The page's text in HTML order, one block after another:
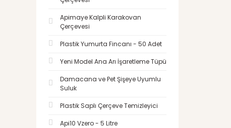
Apimaye Kalpli Karakovan
Çerçevesi
Plastik Yumurta Fincanı - 50 Adet
Yeni Model Ana Arı İşaretleme Tüpü
Damacana ve Pet Şişeye Uyumlu
Suluk
Plastik Saplı Çerçeve Temizleyici
Api10 Vzero - 5 Litre